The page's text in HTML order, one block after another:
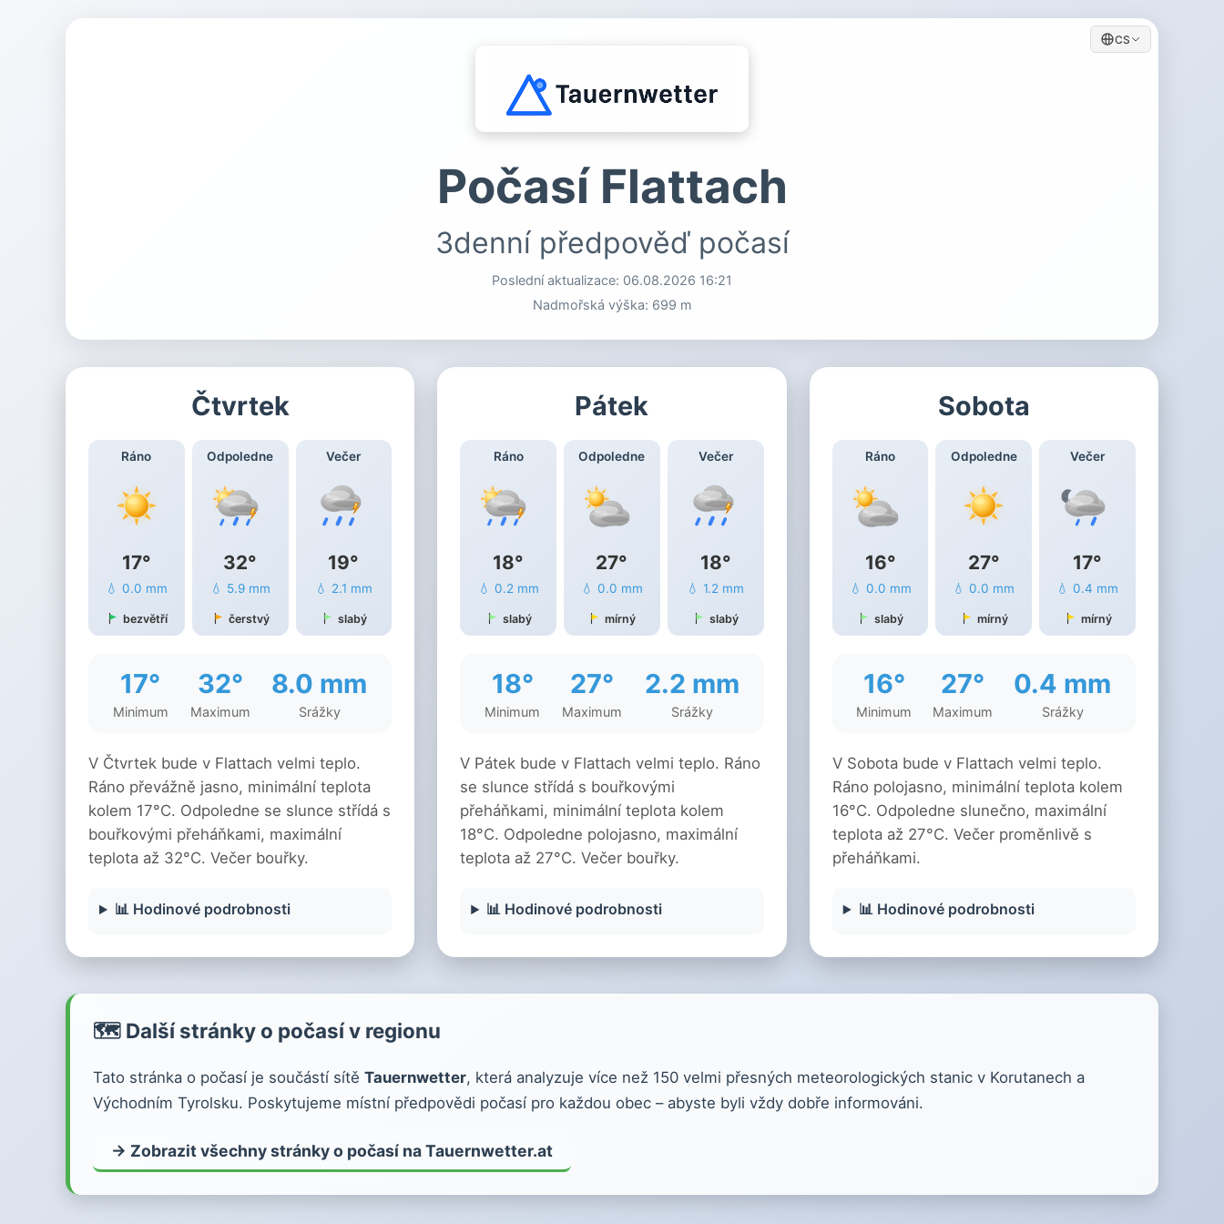
CS
Počasí Flattach
3denní předpověď počasí
Poslední aktualizace: 06.08.2026 16:21
Nadmořská výška: 699 m
Čtvrtek
Ráno
17°
💧 0.0 mm
bezvětří
Odpoledne
32°
💧 5.9 mm
čerstvý
Večer
19°
💧 2.1 mm
slabý
17°
Minimum
32°
Maximum
8.0 mm
Srážky
V Čtvrtek bude v Flattach velmi teplo.
Ráno převážně jasno, minimální teplota
kolem 17°C. Odpoledne se slunce střídá s
bouřkovými přeháňkami, maximální
teplota až 32°C. Večer bouřky.
📊 Hodinové podrobnosti
Pátek
Ráno
18°
💧 0.2 mm
slabý
Odpoledne
27°
💧 0.0 mm
mírný
Večer
18°
💧 1.2 mm
slabý
18°
Minimum
27°
Maximum
2.2 mm
Srážky
V Pátek bude v Flattach velmi teplo. Ráno
se slunce střídá s bouřkovými
přeháňkami, minimální teplota kolem
18°C. Odpoledne polojasno, maximální
teplota až 27°C. Večer bouřky.
📊 Hodinové podrobnosti
Sobota
Ráno
16°
💧 0.0 mm
slabý
Odpoledne
27°
💧 0.0 mm
mírný
Večer
17°
💧 0.4 mm
mírný
16°
Minimum
27°
Maximum
0.4 mm
Srážky
V Sobota bude v Flattach velmi teplo.
Ráno polojasno, minimální teplota kolem
16°C. Odpoledne slunečno, maximální
teplota až 27°C. Večer proměnlivě s
přeháňkami.
📊 Hodinové podrobnosti
🗺️ Další stránky o počasí v regionu
Tato stránka o počasí je součástí sítě Tauernwetter, která analyzuje více než 150 velmi přesných meteorologických stanic v Korutanech a
Východním Tyrolsku. Poskytujeme místní předpovědi počasí pro každou obec – abyste byli vždy dobře informováni.
→ Zobrazit všechny stránky o počasí na Tauernwetter.at